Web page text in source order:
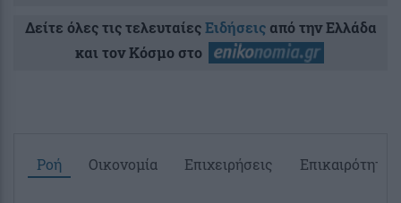
Δείτε όλες τις τελευταίεςΕιδήσειςαπό την Ελλάδα
και τον Κόσμο στο
Ροή Οικονομία Επιχειρήσεις Επικαιρότητα